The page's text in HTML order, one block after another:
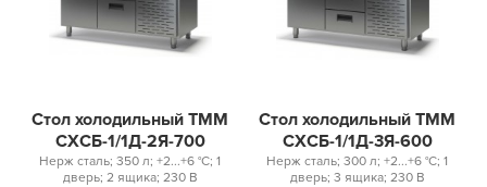
Стол холодильный ТММ
СХСБ-1/1Д-2Я-700
Нерж сталь; 350 л; +2...+6 °С; 1
дверь; 2 ящика; 230 В
Стол холодильный ТММ
СХСБ-1/1Д-3Я-600
Нерж сталь; 300 л; +2...+6 °С; 1
дверь; 3 ящика; 230 В